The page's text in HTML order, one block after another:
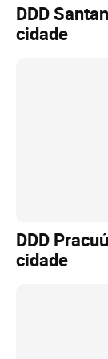
DDD
cidade
DDD
cidade